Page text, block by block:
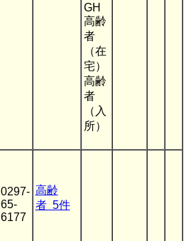
GH
高齢
者
（在
宅）
高齢
者
（入
所）
0297-
65-
6177
高齢
者 5件